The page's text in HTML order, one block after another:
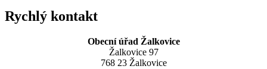
Rychlý kontakt
Obecní úřad Žalkovice
Žalkovice 97
768 23 Žalkovice